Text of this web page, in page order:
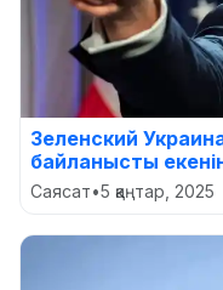
Зеленский
байланысты
Саясат•5 қаңтар, 2025